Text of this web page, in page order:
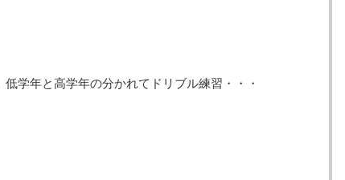
学年と高学年の分かれてドリブル練習・・・